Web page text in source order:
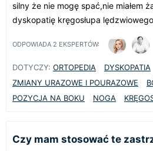
silny że nie mogę spać,nie miałem
dyskopatię kręgosłupa
ODPOWIADA 2 EKSPERTÓW:
DOTYCZY: ORTOPEDIA
DYSKOPATIA
ZMIANY URAZOWE I POURAZOWE
POZYCJA NA BOKU
NOGA
Czy mam stosować te